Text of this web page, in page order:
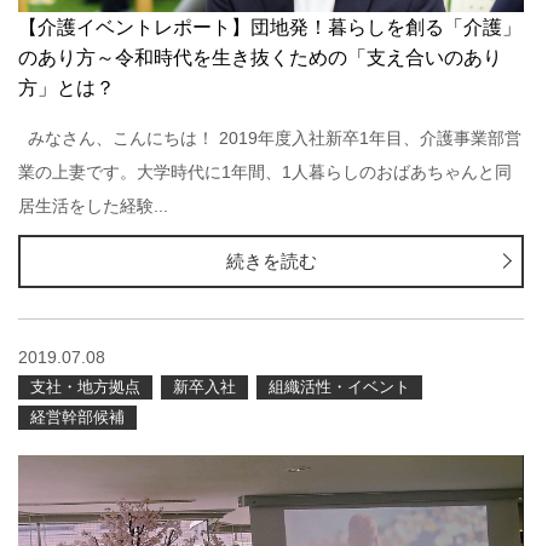
【介護イベントレポート】団地発！暮らしを創る「介護」
のあり方～令和時代を生き抜くための「支え合いのあり
方」とは？
みなさん、こんにちは！ 2019年度入社新卒1年目、介護事業部営
業の上妻です。大学時代に1年間、1人暮らしのおばあちゃんと同
居生活をした経験...
続きを読む
2019.07.08
支社・地方拠点 新卒入社
組織活性・イベント
経営幹部候補